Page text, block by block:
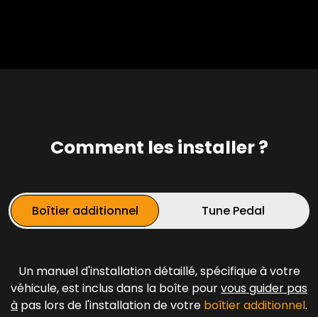
Comment les installer ?
Boîtier additionnel Tune Pedal
Un manuel d'installation détaillé, spécifique à votre
véhicule, est inclus dans la boîte pourvous guider pas
à pas lors de l'installation de votre boîtier additionnel.